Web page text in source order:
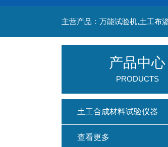
主营产品：万能试验机,土工布
产品中心
PRODUCTS
土工合成材料试验仪器
查看更多